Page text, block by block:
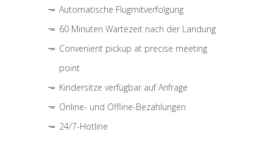
Automatische Flugmitverfolgung
60 Minuten Wartezeit nach der Landung
Convenient pickup at precise meeting
point
Kindersitze verfügbar auf Anfrage
Online- und Offline-Bezahlungen
24/7-Hotline